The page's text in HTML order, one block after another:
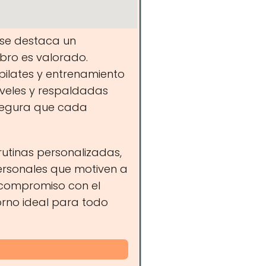
destaca un
es valorado.
y entrenamiento
y respaldadas
que cada
personalizadas,
que motiven a
con el
ideal para todo